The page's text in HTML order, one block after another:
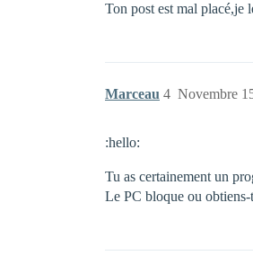
Ton post est mal placé,je
Marceau Novembre
4
:hello:
Tu as certainement un
Le PC bloque ou obtiens-